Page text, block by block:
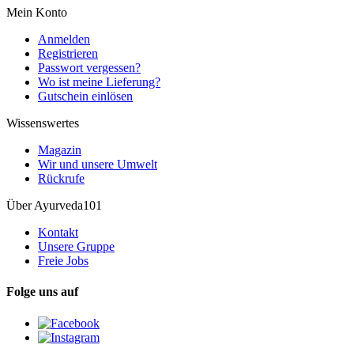
Mein Konto
Anmelden
Registrieren
Passwort vergessen?
Wo ist meine Lieferung?
Gutschein einlösen
Wissenswertes
Magazin
Wir und unsere Umwelt
Rückrufe
Über Ayurveda101
Kontakt
Unsere Gruppe
Freie Jobs
Folge uns auf